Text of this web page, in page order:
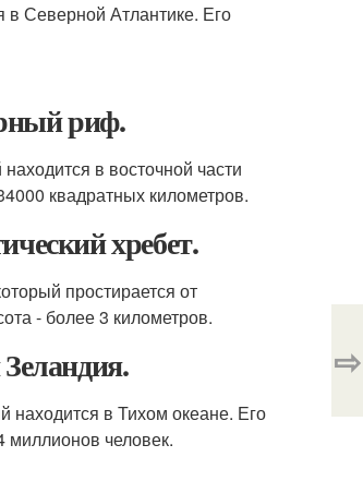
Северной Атлантике. Его
риф.
в восточной части
квадратных километров.
хребет.
простирается от
- более 3 километров.
находится в Тихом океане. Его
миллионов человек.
⇨